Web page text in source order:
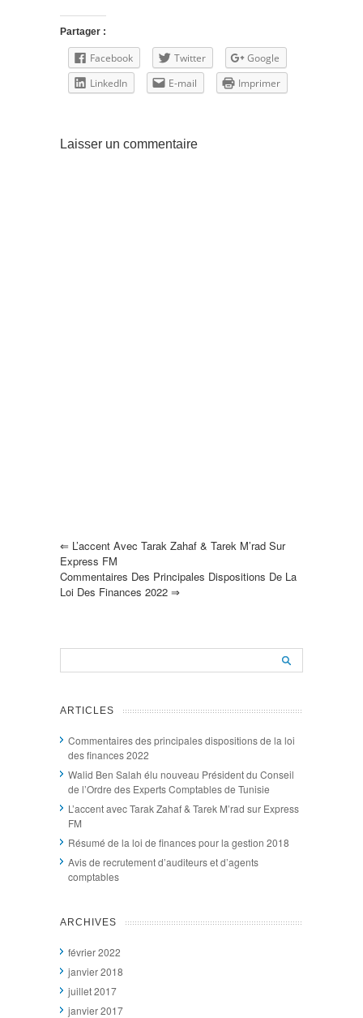
Partager :
Facebook Twitter
Google
LinkedIn
E-mail Imprimer
Laisser un commentaire
⇐ L’accent Avec Tarak Zahaf & Tarek M’rad Sur
Express FM
Commentaires Des Principales Dispositions De La
Loi Des Finances 2022 ⇒
ARTICLES
Commentaires des principales dispositions de la loi
des finances 2022
Walid Ben Salah élu nouveau Président du Conseil
de l’Ordre des Experts Comptables de Tunisie
L’accent avec Tarak Zahaf & Tarek M’rad sur Express
FM
Résumé de la loi de finances pour la gestion 2018
Avis de recrutement d’auditeurs et d’agents
comptables
ARCHIVES
février 2022
janvier 2018
juillet 2017
janvier 2017